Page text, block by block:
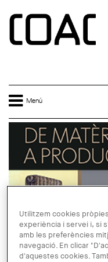
Menú
Utilitzem cookies
experiència i servei i, si
amb les preferències
navegació. En clicar
d'aquestes cookies.